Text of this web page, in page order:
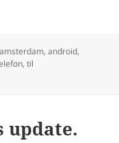
Címke
amsterdam,android,
,til
update.